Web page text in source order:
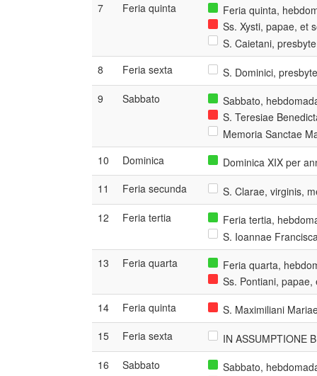
7
Feria quinta
Feria quinta,
Ss. Xysti, papae, et
S. Caietani,
8
Feria sexta
S. Dominici,
9
Sabbato
Sabbato,
S. Teresiae
Memoria Sanctae
10
Dominica
Dominica XIX per
11
Feria secunda
S. Clarae, virginis,
12
Feria tertia
Feria tertia,
S. Ioannae
13
Feria quarta
Feria quarta,
Ss. Pontiani,
14
Feria quinta
S. Maximiliani
15
Feria sexta
IN ASSUMPTIONE
16
Sabbato
Sabbato,